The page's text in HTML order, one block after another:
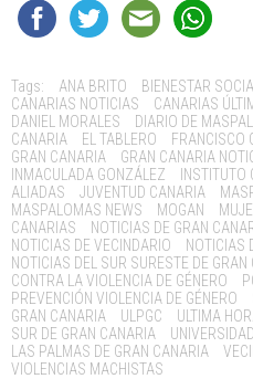
Tags: ANA BRITO BIENESTAR
CANARIAS NOTICIAS
CANARIAS
DANIEL MORALES
DIARIO DE
CANARIA
EL TABLERO FRANCISCO
GRAN CANARIA
GRAN CANARIA
INMACULADA GONZÁLEZ
ALIADAS
JUVENTUD CANARIA
MASPALOMAS NEWS
MOGAN
CANARIAS
NOTICIAS DE GRAN
NOTICIAS DE VECINDARIO
NOTICIAS
NOTICIAS DEL SUR SURESTE DE GRAN
CONTRA LA VIOLENCIA DE GÉNERO
PREVENCIÓN VIOLENCIA DE GÉNERO
GRAN CANARIA
ULPGC ULTIMA
SUR DE GRAN CANARIA
LAS PALMAS DE GRAN CANARIA
VIOLENCIAS MACHISTAS